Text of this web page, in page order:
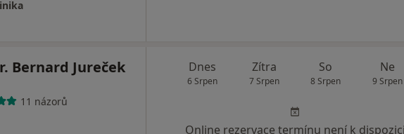
Bernard Jureček
11 názorů
Dnes
6 Srpen
Zítra
7 Srpen
So
8 Srpen
Ne
9 Srpen
Online rezervace termínu není k dispozici